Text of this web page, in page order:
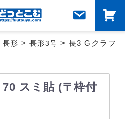
長形 > 長形3号 > 長3 Gクラフ
スミ貼 (〒枠付